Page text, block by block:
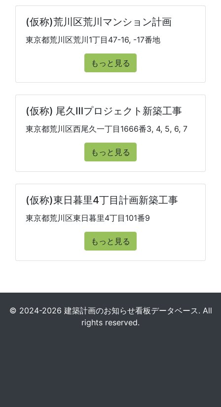
(仮称)荒川区荒川マンション計画
東京都荒川区荒川1丁目47-16, -17番地
もっと見る
(仮称) 尾久Ⅲプロジェクト新築工事
東京都荒川区西尾久一丁目1666番3, 4, 5, 6, 7
もっと見る
(仮称)東日暮里4丁目計画新築工事
東京都荒川区東日暮里4丁目101番9
もっと見る
© 2024-2026 建築計画のお知らせ看板データベース. All
rights reserved.